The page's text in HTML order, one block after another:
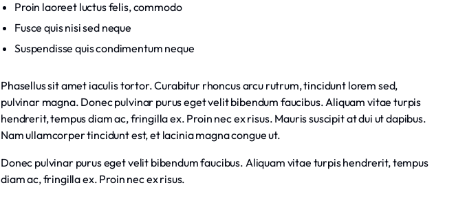
Proin laoreet luctus felis, commodo
Fusce quis nisi sed neque
Suspendisse quis condimentum neque
Phasellus sit amet iaculis tortor. Curabitur rhoncus arcu rutrum, tincidunt lorem sed,
pulvinar magna. Donec pulvinar purus eget velit bibendum faucibus. Aliquam vitae turpis
hendrerit, tempus diam ac, fringilla ex. Proin nec ex risus. Mauris suscipit at dui ut dapibus.
Nam ullamcorper tincidunt est, et lacinia magna congue ut.
Donec pulvinar purus eget velit bibendum faucibus. Aliquam vitae turpis hendrerit, tempus
diam ac, fringilla ex. Proin nec ex risus.